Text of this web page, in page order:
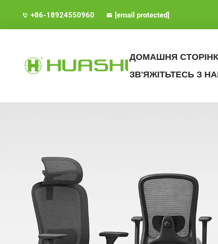
+86-18924550960 [email protected]
ДОМАШНЯ
ЗВ'ЯЖІТЬТЕСЬ З